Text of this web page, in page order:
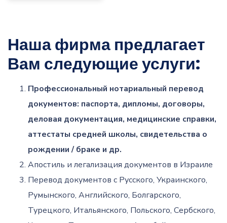
Наша фирма предлагает
Вам следующие услуги:
Профессиональный нотариальный перевод
документов: паспорта, дипломы, договоры,
деловая документация, медицинские справки,
аттестаты средней школы, свидетельства о
рождении / браке и др.
Апостиль и легализация документов в Израиле
Перевод документов с Русского, Украинского,
Румынского, Английского, Болгарского,
Турецкого, Итальянского, Польского, Сербского,